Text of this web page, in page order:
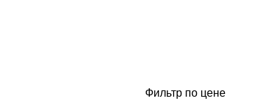
Фильтр по цене